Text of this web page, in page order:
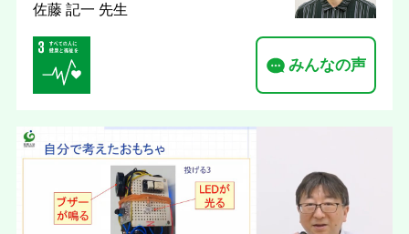
佐藤 記一 先生
みんなの声